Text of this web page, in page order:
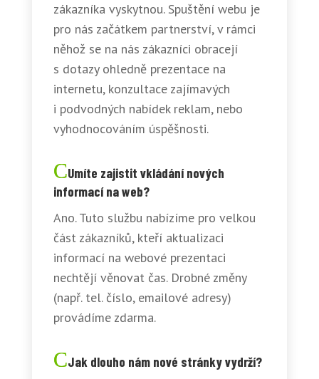
zákazníka vyskytnou. Spuštění webu je
pro nás začátkem partnerství, v rámci
něhož se na nás zákazníci obracejí
s dotazy ohledně prezentace na
internetu, konzultace zajímavých
i podvodných nabídek reklam, nebo
vyhodnocováním úspěšnosti.
Umíte zajistit vkládání nových
informací na web?
Ano. Tuto službu nabízíme pro velkou
část zákazníků, kteří aktualizaci
informací na webové prezentaci
nechtějí věnovat čas. Drobné změny
(např. tel. číslo, emailové adresy)
provádíme zdarma.
Jak dlouho nám nové stránky vydrží?